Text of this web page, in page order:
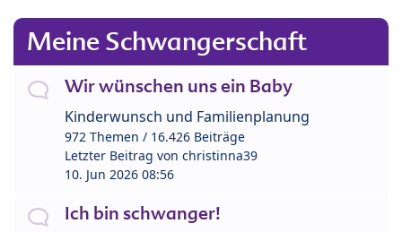
Meine Schwangerschaft
Wir wünschen uns ein Baby
Kinderwunsch und Familienplanung
972 Themen / 16.426 Beiträge
Letzter Beitrag von christinna39
10. Jun 2026 08:56
Ich bin schwanger!